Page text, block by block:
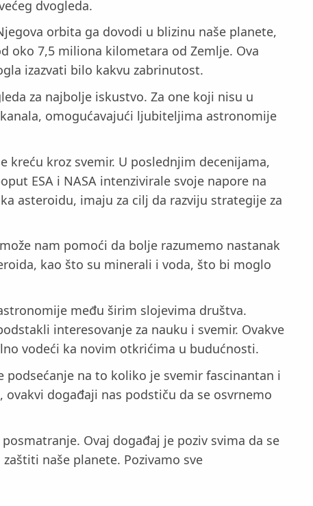
dvogleda.
orbita ga dovodi u blizinu naše planete,
oko 7,5 miliona kilometara od Zemlje. Ova
izazvati bilo kakvu zabrinutost.
za najbolje iskustvo. Za one koji nisu u
omogućavajući ljubiteljima astronomije
kreću kroz svemir. U poslednjim decenijama,
ESA i NASA intenzivirale svoje napore na
asteroidu, imaju za cilj da razviju strategije za
nam pomoći da bolje razumemo nastanak
kao što su minerali i voda, što bi moglo
među širim slojevima društva.
interesovanje za nauku i svemir. Ovakve
vodeći ka novim otkrićima u budućnosti.
podsećanje na to koliko je svemir fascinantan i
događaji nas podstiču da se osvrnemo
Ovaj događaj je poziv svima da se
naše planete. Pozivamo sve